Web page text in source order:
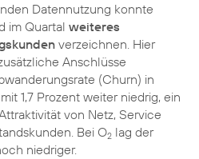
Datennutzung konnte
im Quartal weiteres
verzeichnen. Hier
Anschlüsse
(Churn) in
1,7 Prozent weiter niedrig, ein
von Netz, Service
Bei O2 lag der
niedriger.